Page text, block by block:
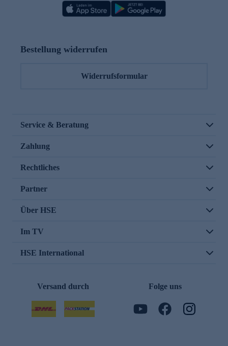
Bestellung widerrufen
Widerrufsformular
Service & Beratung
Zahlung
Rechtliches
Partner
Über HSE
Im TV
HSE International
Versand durch Folge uns